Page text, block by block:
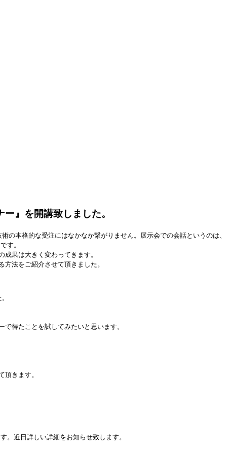
』を開講致しました。
本格的な受注にはなかなか繋がりません。展示会での会話というのは、
す。
果は大きく変わってきます。
法をご紹介させて頂きました。
得たことを試してみたいと思います。
きます。
。近日詳しい詳細をお知らせ致します。